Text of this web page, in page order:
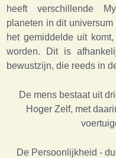
heeft verschillende
planeten in dit
het gemiddelde uit
worden. Dit is
bewustzijn, die reeds in
De mens bestaat uit
Hoger Zelf, met
De Persoonlijkheid -